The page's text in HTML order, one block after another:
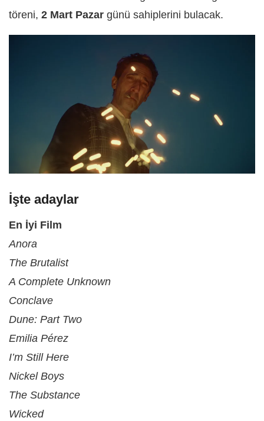
töreni, 2 Mart Pazar günü sahiplerini bulacak.
İşte adaylar
En İyi Film
Anora
The Brutalist
A Complete Unknown
Conclave
Dune: Part Two
Emilia Pérez
I’m Still Here
Nickel Boys
The Substance
Wicked